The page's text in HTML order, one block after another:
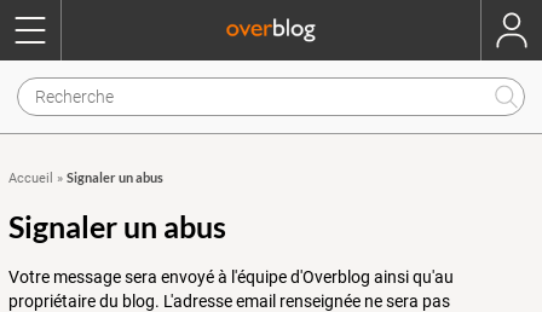
Accueil » Signaler un abus
Signaler un abus
Votre message sera envoyé à l'équipe d'Overblog ainsi qu'au
propriétaire du blog. L'adresse email renseignée ne sera pas